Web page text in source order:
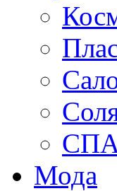
СПА
Мода